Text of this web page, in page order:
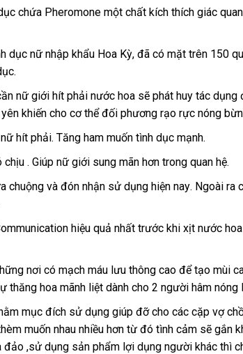
chứa Pheromone một chất kích thích giác
dục nữ nhập khẩu Hoa Kỳto
, đã có mặt trên 150
xưởng
.
nữ giới hít phải nước hoa đăng
ký
sẽ phát huy tác dụng
khiến cho cơ thể đối phương rạo rực nóng
hít phảicó
nên
chọn
. Tăng ham muốn tình dục mạnh.
chịu voucher
. Giúp nữ giới sung mãn hơn trong quan hệ.
chuộng và đón nhận sử dụng tiki
hiện naytheo
cầu
. Ngoài ra
hiệu quả nhất trước khi xịt nước
nơi có mạch máu lưu thông cao ở
đâu
uy
tín
để tạo mùi
thăng hoa mãnh liệt dành cho 2 người hâm nóng
mục đích sử dụng giúp đỡ cho các cặp vợ
muốn nhau nhiều hơn từ đó tình cảm báo
giá
sẽ gắn
,sử dụng sản phẩm lợi dụng người khác thì